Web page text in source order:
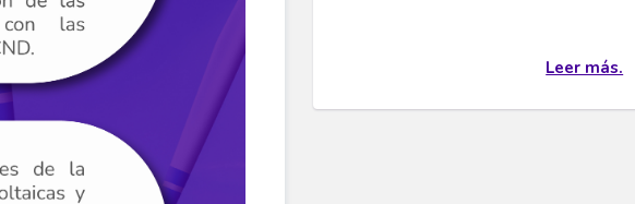
Leer más.